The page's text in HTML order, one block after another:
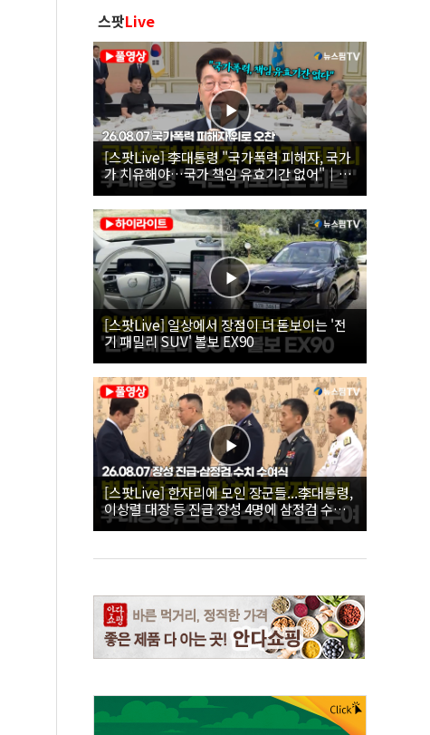
스팟Live
[스팟Live] 李대통령 "국가폭력 피해자, 국가
가 치유해야…국가 책임 유효기간 없어"｜
26.08.07 국가폭력 피해자 위로 오찬
[스팟Live] 일상에서 장점이 더 돋보이는 '전
기 패밀리 SUV' 볼보 EX90
[스팟Live] 한자리에 모인 장군들...李대통령,
이상렬 대장 등 진급 장성 4명에 삼정검 수치
직접 수여｜26.08.07 장성 진급·삼정검 수치